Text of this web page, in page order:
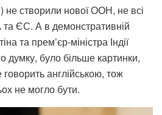
не створили нової ООН, не всі
ЄС. А в демонстративній
та прем’єр-міністра Індії
думку, було більше картинки,
англійською, тож
не могло бути.